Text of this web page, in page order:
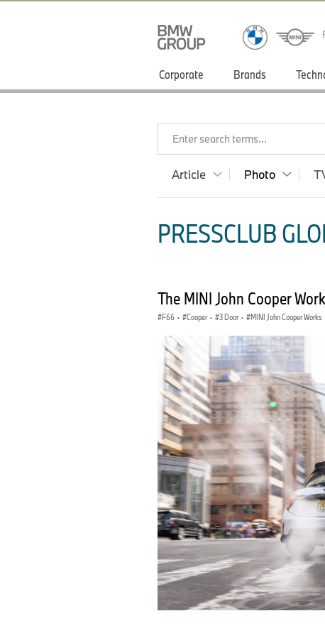
Corporate Brands
Enter search terms...
Article Photo
PRESSCLUB
The MINI John Cooper
F66 · Cooper · 3 Door · MINI John Cooper Works